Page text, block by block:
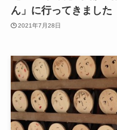
ん」に行ってきました
2021年7月28日